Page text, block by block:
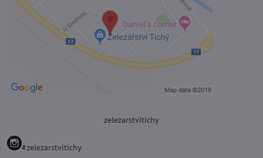
zelezarstvitichy
#zelezarstvitichy